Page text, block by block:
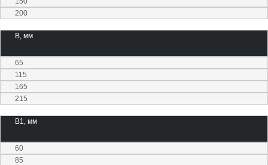
200
В, мм
65
115
165
215
В1, мм
60
85